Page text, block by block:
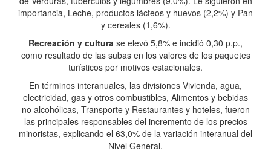
importancia, Leche, productos lácteos y huevos (2,2%) y Pan
y cereales (1,6%).
Recreación y cultura se elevó 5,8% e incidió 0,30 p.p.,
como resultado de las subas en los valores de los paquetes
turísticos por motivos estacionales.
En términos interanuales, las divisiones Vivienda, agua,
electricidad, gas y otros combustibles, Alimentos y bebidas
no alcohólicas, Transporte y Restaurantes y hoteles, fueron
las principales responsables del incremento de los precios
minoristas, explicando el 63,0% de la variación interanual del
Nivel General.